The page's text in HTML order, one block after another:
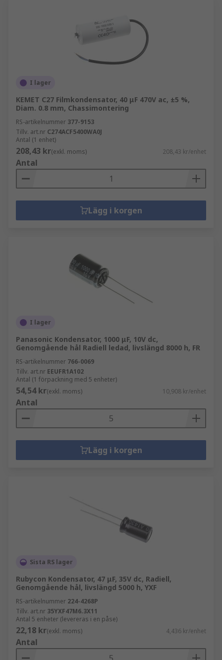
I lager
KEMET C27 Filmkondensator, 40 μF 470V ac, ±5 %,
Diam. 0.8 mm, Chassimontering
RS-artikelnummer 377-9153
Tillv. art.nr C274ACF5400WA0J
Antal (1 enhet)
208,43 kr(exkl. moms) 208,43 kr/enhet
Antal
Lägg i korgen
I lager
Panasonic Kondensator, 1000 μF, 10V dc,
Genomgående hål Radiell ledad, livslängd 8000 h, FR
RS-artikelnummer 766-0069
Tillv. art.nr EEUFR1A102
Antal (1 förpackning med 5 enheter)
54,54 kr(exkl. moms) 10,908 kr/enhet
Antal
Lägg i korgen
Sista RS lager
Rubycon Kondensator, 47 μF, 35V dc, Radiell,
Genomgående hål, livslängd 5000 h, YXF
RS-artikelnummer 224-4268P
Tillv. art.nr 35YXF47M6.3X11
Antal 5 enheter (levereras i en påse)
22,18 kr(exkl. moms) 4,436 kr/enhet
Antal